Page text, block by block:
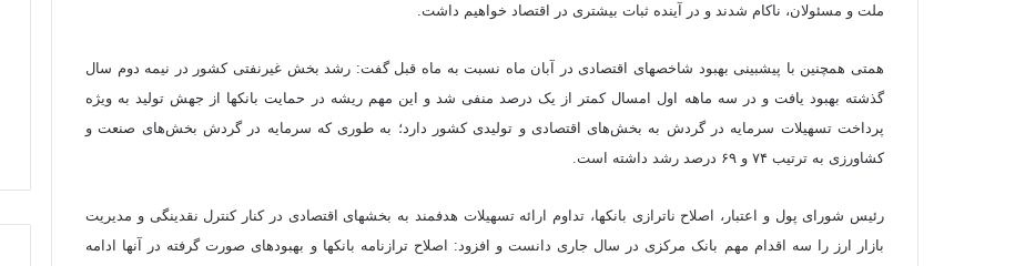
ملت و مسئولان، ناکام شدند و در آینده ثبات بیشتری در اقتصاد خواهیم داشت.
همتی همچنین با پیش‎بینی بهبود شاخص‎های اقتصادی در آبان ماه نسبت به ماه قبل گفت: رشد بخش غیرنفتی کشور در نیمه دوم سال
گذشته بهبود یافت و در سه ماهه اول امسال کمتر از یک درصد منفی شد و این مهم ریشه در حمایت بانک‎ها از جهش تولید به ویژه
پرداخت تسهیلات سرمایه در گردش به بخش‌های اقتصادی و تولیدی کشور دارد؛ به طوری که سرمایه در گردش بخش‌های صنعت و
کشاورزی به ترتیب ۷۴ و ۶۹ درصد رشد داشته است.
رئیس شورای پول و اعتبار، اصلاح ناترازی بانک‎ها، تداوم ارائه تسهیلات هدفمند به بخش‎های اقتصادی در کنار کنترل نقدینگی و مدیریت
بازار ارز را سه اقدام مهم بانک مرکزی در سال جاری دانست و افزود: اصلاح ترازنامه بانک‎ها و بهبودهای صورت گرفته در آن‎ها ادامه